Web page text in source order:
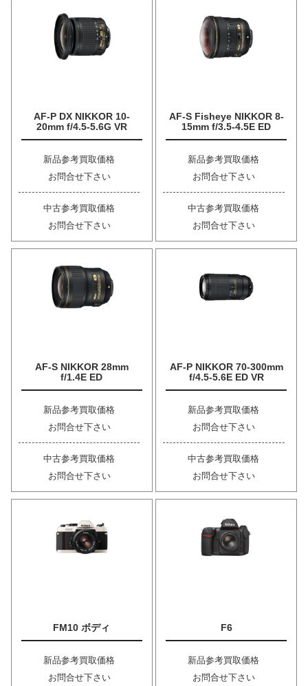
AF-P DX NIKKOR 10-
20mm f/4.5-5.6G VR
新品参考買取価格
お問合せ下さい
中古参考買取価格
お問合せ下さい
AF-S Fisheye NIKKOR 8-
15mm f/3.5-4.5E ED
新品参考買取価格
お問合せ下さい
中古参考買取価格
お問合せ下さい
AF-S NIKKOR 28mm
f/1.4E ED
新品参考買取価格
お問合せ下さい
中古参考買取価格
お問合せ下さい
AF-P NIKKOR 70-300mm
f/4.5-5.6E ED VR
新品参考買取価格
お問合せ下さい
中古参考買取価格
お問合せ下さい
FM10 ボディ
新品参考買取価格
お問合せ下さい
F6
新品参考買取価格
お問合せ下さい